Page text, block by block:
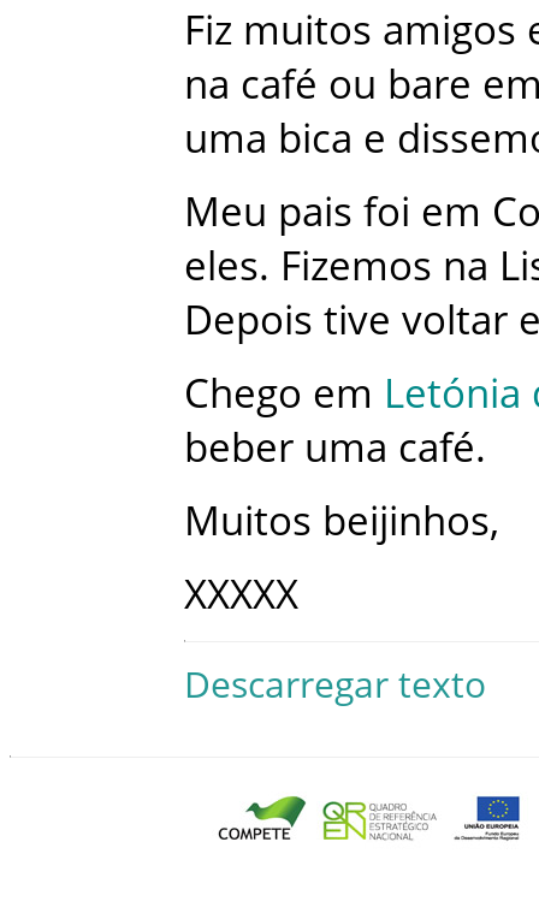
Fiz muitos amigos
na café ou bare
uma bica e
Meu pais foi em
eles. Fizemos na
Depois tive voltar
Chego em Letónia
beber uma café.
Muitos beijinhos,
XXXXX
Descarregar texto